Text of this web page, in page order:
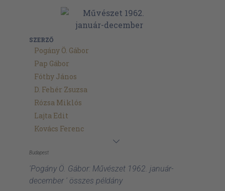
SZERZŐ
Pogány Ö. Gábor
Pap Gábor
Fóthy János
D. Fehér Zsuzsa
Rózsa Miklós
Lajta Edit
Kovács Ferenc
Budapest
'Pogány Ö. Gábor: Művészet 1962. január-
december ' összes példány